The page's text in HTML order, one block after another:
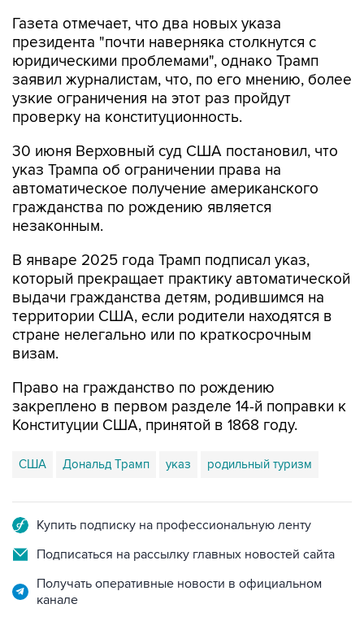
Газета отмечает, что два новых указа
президента "почти наверняка столкнутся с
юридическими проблемами", однако Трамп
заявил журналистам, что, по его мнению, более
узкие ограничения на этот раз пройдут
проверку на конституционность.
30 июня Верховный суд США постановил, что
указ Трампа об ограничении права на
автоматическое получение американского
гражданства по рождению является
незаконным.
В январе 2025 года Трамп подписал указ,
который прекращает практику автоматической
выдачи гражданства детям, родившимся на
территории США, если родители находятся в
стране нелегально или по краткосрочным
визам.
Право на гражданство по рождению
закреплено в первом разделе 14-й поправки к
Конституции США, принятой в 1868 году.
США Дональд Трамп указ родильный туризм
Купить подписку на профессиональную ленту
Подписаться на рассылку главных новостей сайта
Получать оперативные новости в официальном
канале